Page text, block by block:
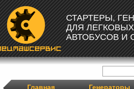
СТАРТЕРЫ,
ДЛЯ
АВТОБУСОВ И
Главная Генераторы